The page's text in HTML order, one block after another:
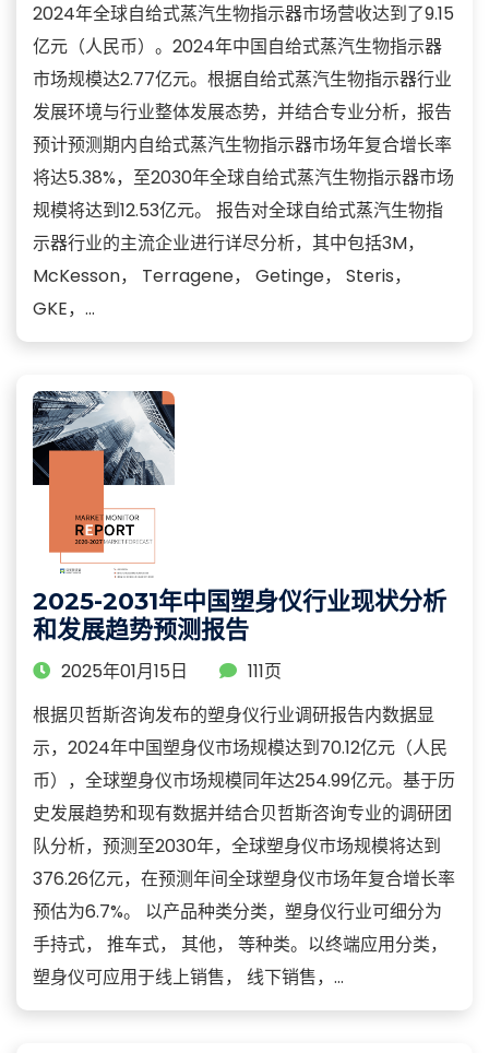
2024年全球自给式蒸汽生物指示器市场营收达到了9.15
亿元（人民币）。2024年中国自给式蒸汽生物指示器
市场规模达2.77亿元。根据自给式蒸汽生物指示器行业
发展环境与行业整体发展态势，并结合专业分析，报告
预计预测期内自给式蒸汽生物指示器市场年复合增长率
将达5.38%，至2030年全球自给式蒸汽生物指示器市场
规模将达到12.53亿元。 报告对全球自给式蒸汽生物指
示器行业的主流企业进行详尽分析，其中包括3M，
McKesson， Terragene， Getinge， Steris，
GKE，...
2025-2031年中国塑身仪行业现状分析
和发展趋势预测报告
2025年01月15日
111页
根据贝哲斯咨询发布的塑身仪行业调研报告内数据显
示，2024年中国塑身仪市场规模达到70.12亿元（人民
币），全球塑身仪市场规模同年达254.99亿元。基于历
史发展趋势和现有数据并结合贝哲斯咨询专业的调研团
队分析，预测至2030年，全球塑身仪市场规模将达到
376.26亿元，在预测年间全球塑身仪市场年复合增长率
预估为6.7%。 以产品种类分类，塑身仪行业可细分为
手持式， 推车式， 其他， 等种类。以终端应用分类，
塑身仪可应用于线上销售， 线下销售，...